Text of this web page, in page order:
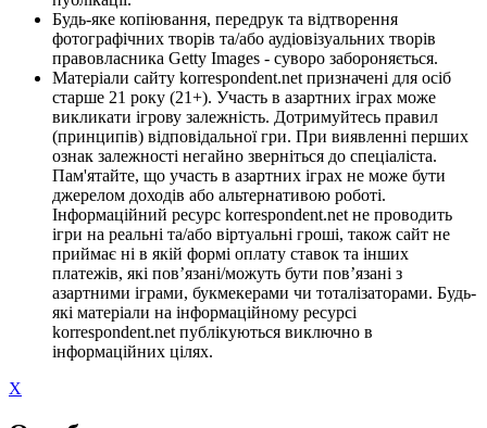
Будь-яке копіювання, передрук та відтворення
фотографічних творів та/або аудіовізуальних творів
правовласника Getty Images - суворо забороняється.
Матеріали сайту korrespondent.net призначені для осіб
старше 21 року (21+). Участь в азартних іграх може
викликати ігрову залежність. Дотримуйтесь правил
(принципів) відповідальної гри. При виявленні перших
ознак залежності негайно зверніться до спеціаліста.
Пам'ятайте, що участь в азартних іграх не може бути
джерелом доходів або альтернативою роботі.
Інформаційний ресурс korrespondent.net не проводить
ігри на реальні та/або віртуальні гроші, також сайт не
приймає ні в якій формі оплату ставок та інших
платежів, які пов’язані/можуть бути пов’язані з
азартними іграми, букмекерами чи тоталізаторами. Будь-
які матеріали на інформаційному ресурсі
korrespondent.net публікуються виключно в
інформаційних цілях.
X